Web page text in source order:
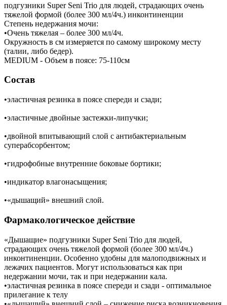
подгузники Super Seni Trio для людей, страдающих очень
тяжелой формой (более 300 мл/4ч.) инконтиненции
Степень недержания мочи:
•Очень тяжелая – более 300 мл/4ч.
Окружность в см измеряется по самому широкому месту
(талии, либо бедер).
MEDIUM - Объем в поясе: 75-110см
Состав
•эластичная резинка в поясе спереди и сзади;
•эластичные двойные застежки-липучки;
•двойной впитывающий слой с антибактериальным
суперабсорбентом;
•гидрофобные внутренние боковые бортики;
•индикатор влагонасыщения;
•«дышащий» внешний слой.
Фармакологическое действие
«Дышащие» подгузники Super Seni Trio для людей,
страдающих очень тяжелой формой (более 300 мл/4ч.)
инконтиненции. Особенно удобны для малоподвижных и
лежачих пациентов. Могут использоваться как при
недержании мочи, так и при недержании кала.
•эластичная резинка в поясе спереди и сзади - оптимальное
прилегание к телу